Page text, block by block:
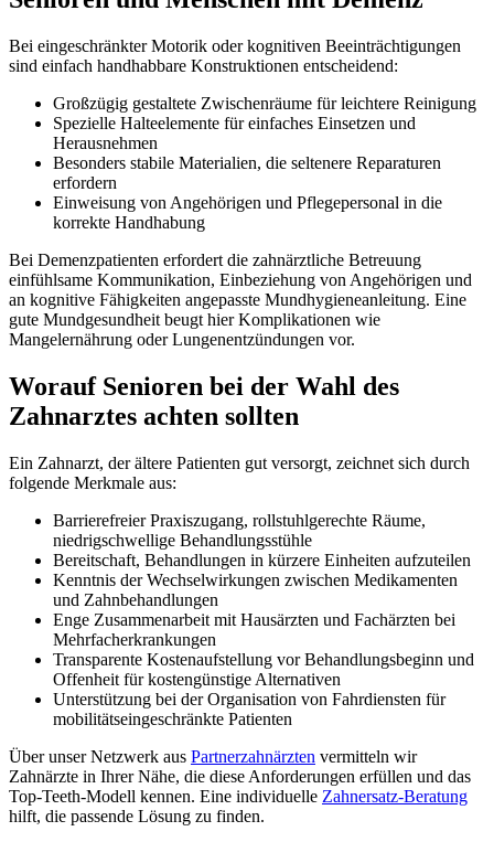
Bei eingeschränkter Motorik oder kognitiven Beeinträchtigungen
sind einfach handhabbare Konstruktionen entscheidend:
Großzügig gestaltete Zwischenräume für leichtere Reinigung
Spezielle Halteelemente für einfaches Einsetzen und
Herausnehmen
Besonders stabile Materialien, die seltenere Reparaturen
erfordern
Einweisung von Angehörigen und Pflegepersonal in die
korrekte Handhabung
Bei Demenzpatienten erfordert die zahnärztliche Betreuung
einfühlsame Kommunikation, Einbeziehung von Angehörigen und
an kognitive Fähigkeiten angepasste Mundhygieneanleitung. Eine
gute Mundgesundheit beugt hier Komplikationen wie
Mangelernährung oder Lungenentzündungen vor.
Worauf Senioren bei der Wahl des
Zahnarztes achten sollten
Ein Zahnarzt, der ältere Patienten gut versorgt, zeichnet sich durch
folgende Merkmale aus:
Barrierefreier Praxiszugang, rollstuhlgerechte Räume,
niedrigschwellige Behandlungsstühle
Bereitschaft, Behandlungen in kürzere Einheiten aufzuteilen
Kenntnis der Wechselwirkungen zwischen Medikamenten
und Zahnbehandlungen
Enge Zusammenarbeit mit Hausärzten und Fachärzten bei
Mehrfacherkrankungen
Transparente Kostenaufstellung vor Behandlungsbeginn und
Offenheit für kostengünstige Alternativen
Unterstützung bei der Organisation von Fahrdiensten für
mobilitätseingeschränkte Patienten
Über unser Netzwerk aus Partnerzahnärzten vermitteln wir
Zahnärzte in Ihrer Nähe, die diese Anforderungen erfüllen und das
Top-Teeth-Modell kennen. Eine individuelle Zahnersatz-Beratung
hilft, die passende Lösung zu finden.